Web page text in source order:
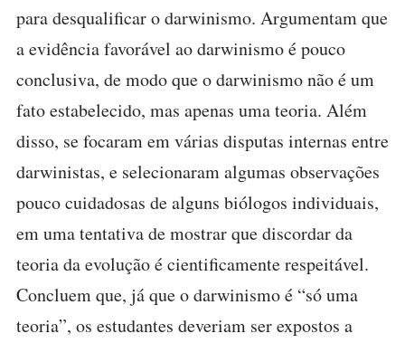
para desqualificar o darwinismo. Argumentam que
a evidência favorável ao darwinismo é pouco
conclusiva, de modo que o darwinismo não é um
fato estabelecido, mas apenas uma teoria. Além
disso, se focaram em várias disputas internas entre
darwinistas, e selecionaram algumas observações
pouco cuidadosas de alguns biólogos individuais,
em uma tentativa de mostrar que discordar da
teoria da evolução é cientificamente respeitável.
Concluem que, já que o darwinismo é “só uma
teoria”, os estudantes deveriam ser expostos a